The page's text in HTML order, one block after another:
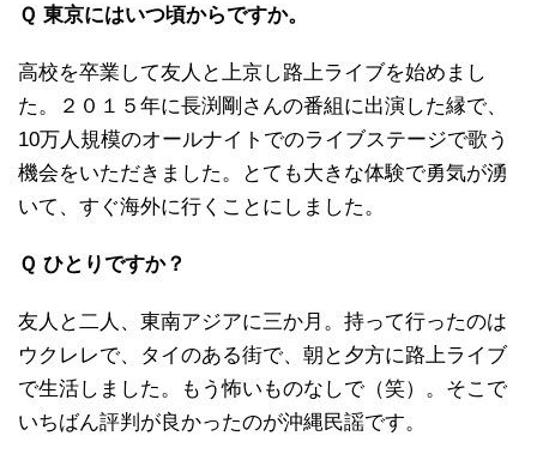
Ｑ 東京にはいつ頃からですか。
高校を卒業して友人と上京し路上ライブを始めまし
た。２０１５年に長渕剛さんの番組に出演した縁で、
10万人規模のオールナイトでのライブステージで歌う
機会をいただきました。とても大きな体験で勇気が湧
いて、すぐ海外に行くことにしました。
Ｑ ひとりですか？
友人と二人、東南アジアに三か月。持って行ったのは
ウクレレで、タイのある街で、朝と夕方に路上ライブ
で生活しました。もう怖いものなしで（笑）。そこで
いちばん評判が良かったのが沖縄民謡です。